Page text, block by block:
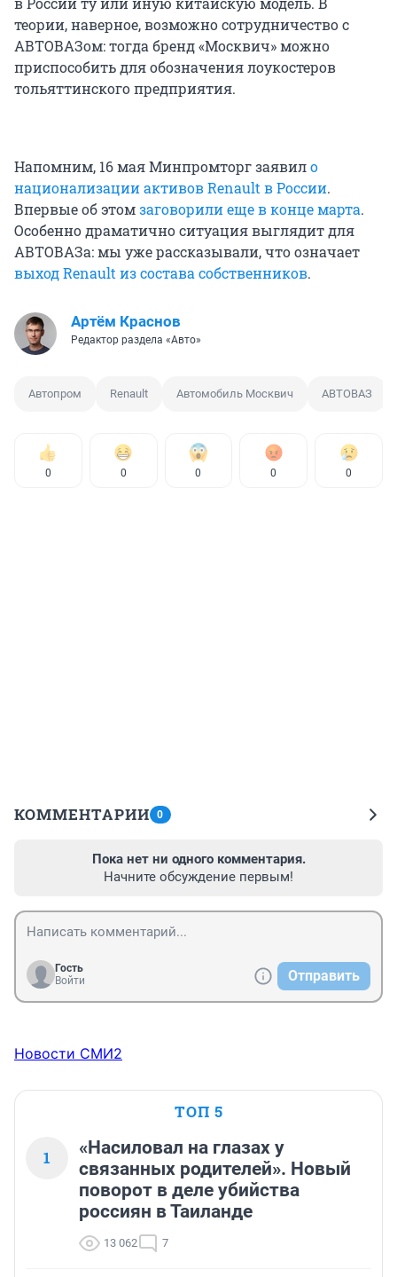
теории, наверное, возможно сотрудничество с
АВТОВАЗом: тогда бренд «Москвич» можно
приспособить для обозначения лоукостеров
тольяттинского предприятия.
Напомним, 16 мая Минпромторг заявило
национализации активовRenault в России.
Впервые об этомзаговорили еще в конце марта.
Особенно драматично ситуация выглядит для
АВТОВАЗа: мы уже рассказывали, что означает
выход Renault из состава собственников.
Артём Краснов
Редактор раздела «Авто»
Автопром Renault Автомобиль Москвич АВТОВАЗ
0 0 0 0 0
КОММЕНТАРИИ 0
Пока нет ни одного комментария.
Начните обсуждение первым!
Гость
Войти
Отправить
Новости СМИ2
ТОП 5
1
«Насиловал на глазах у
связанных родителей». Новый
поворот в деле убийства
россиян в Таиланде
13 062 7